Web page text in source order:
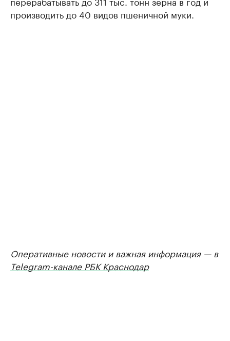
производить до 40 видов пшеничной муки.
Оперативные новости и важная информация — в
Telegram-канале РБК Краснодар